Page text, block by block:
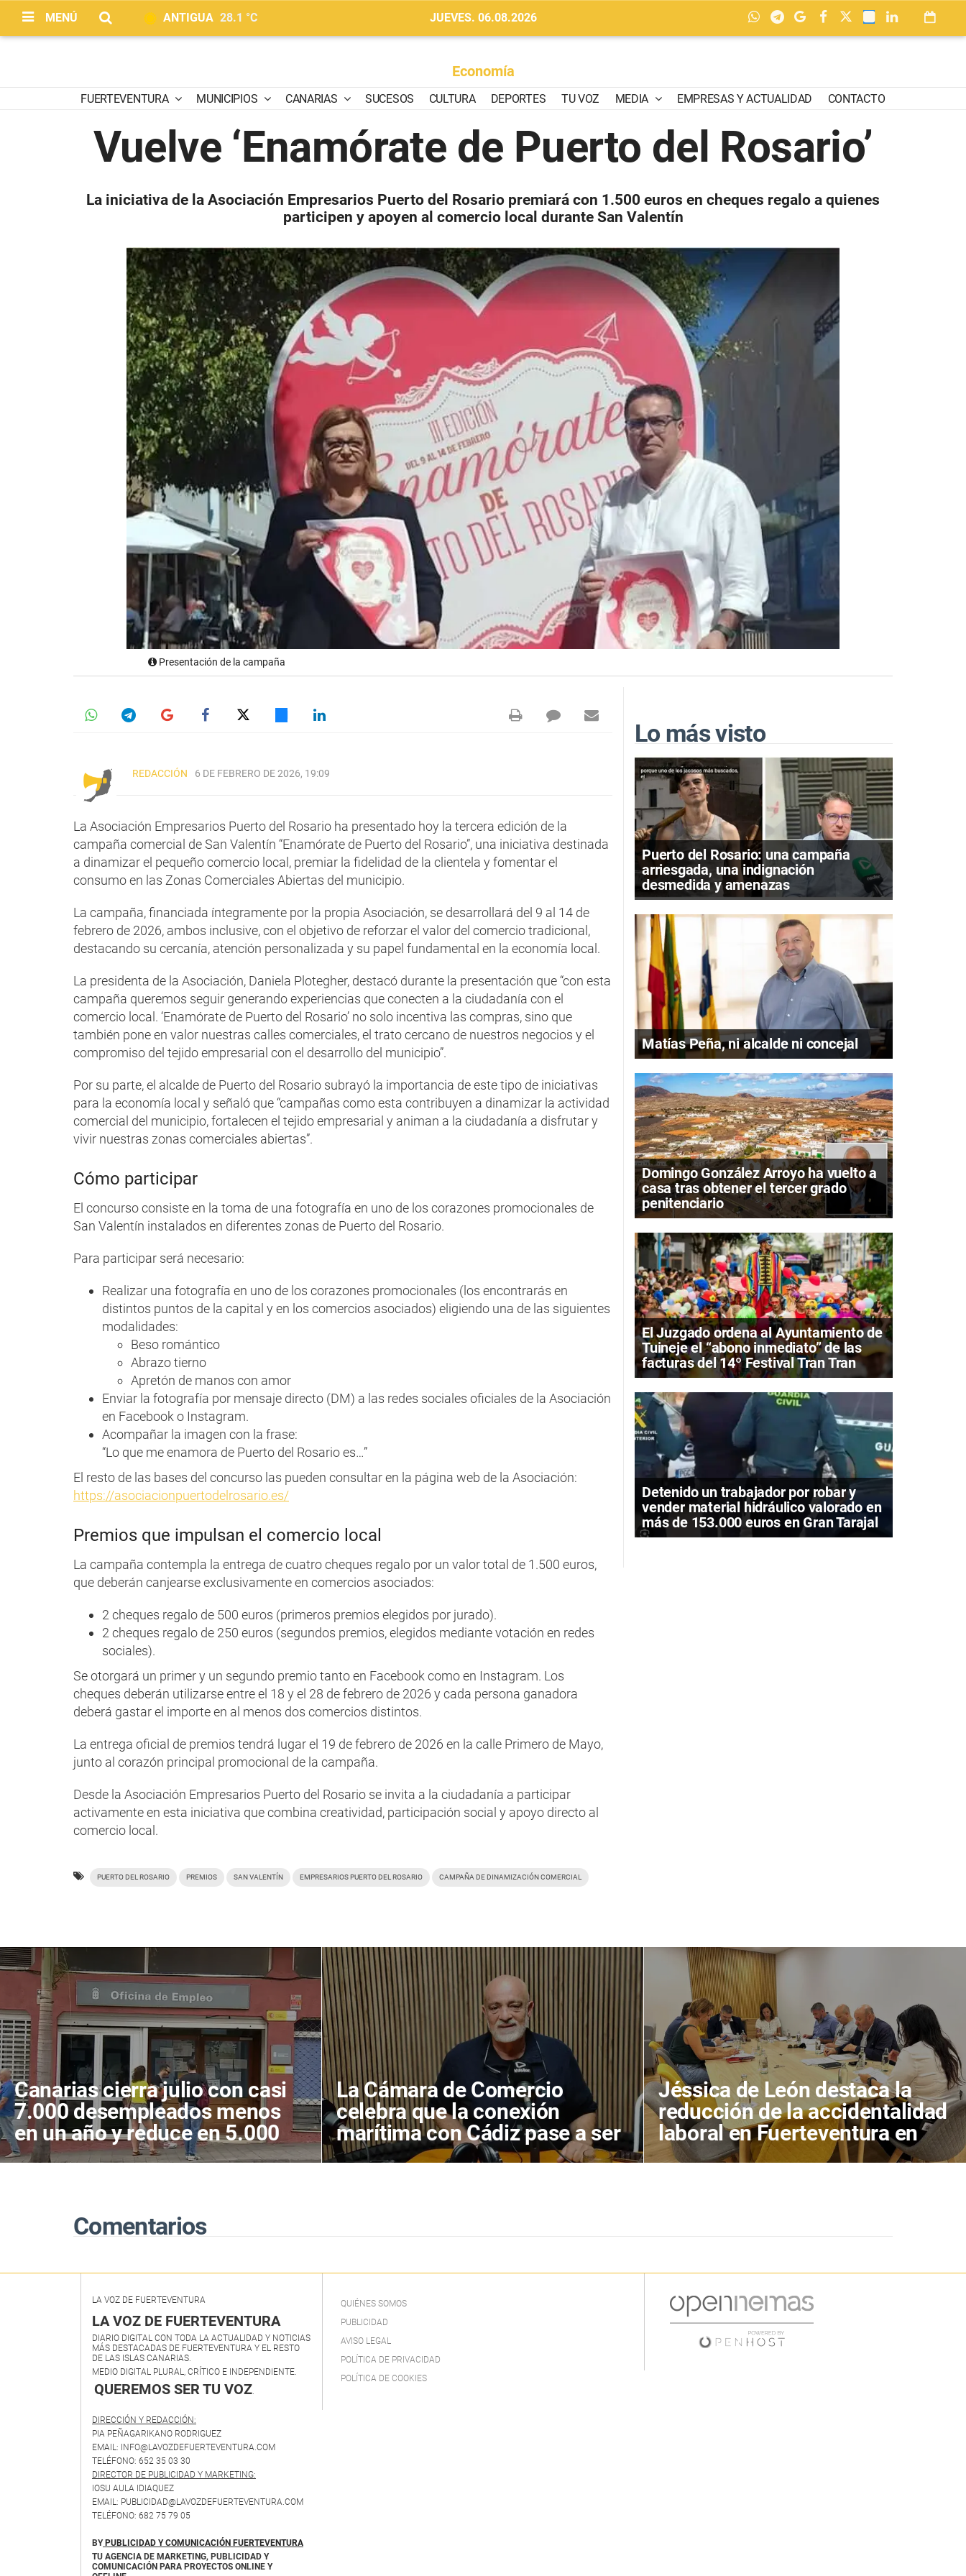
MENÚ ANTIGUA 28.1 °C JUEVES. 06.08.2026
Economía
FUERTEVENTURA MUNICIPIOS CANARIAS SUCESOS CULTURA DEPORTES TU VOZ MEDIA EMPRESAS Y ACTUALIDAD CONTACTO
Vuelve ‘Enamórate de Puerto del Rosario’
La iniciativa de la Asociación Empresarios Puerto del Rosario premiará con 1.500 euros en cheques regalo a quienes
participen y apoyen al comercio local durante San Valentín
Presentación de la campaña
REDACCIÓN 6 DE FEBRERO DE 2026, 19:09
La Asociación Empresarios Puerto del Rosario ha presentado hoy la tercera edición de la
campaña comercial de San Valentín “Enamórate de Puerto del Rosario”, una iniciativa destinada
a dinamizar el pequeño comercio local, premiar la fidelidad de la clientela y fomentar el
consumo en las Zonas Comerciales Abiertas del municipio.
La campaña, financiada íntegramente por la propia Asociación, se desarrollará del 9 al 14 de
febrero de 2026, ambos inclusive, con el objetivo de reforzar el valor del comercio tradicional,
destacando su cercanía, atención personalizada y su papel fundamental en la economía local.
La presidenta de la Asociación, Daniela Plotegher, destacó durante la presentación que “con esta
campaña queremos seguir generando experiencias que conecten a la ciudadanía con el
comercio local. ‘Enamórate de Puerto del Rosario’ no solo incentiva las compras, sino que
también pone en valor nuestras calles comerciales, el trato cercano de nuestros negocios y el
compromiso del tejido empresarial con el desarrollo del municipio”.
Por su parte, el alcalde de Puerto del Rosario subrayó la importancia de este tipo de iniciativas
para la economía local y señaló que “campañas como esta contribuyen a dinamizar la actividad
comercial del municipio, fortalecen el tejido empresarial y animan a la ciudadanía a disfrutar y
vivir nuestras zonas comerciales abiertas”.
Cómo participar
El concurso consiste en la toma de una fotografía en uno de los corazones promocionales de
San Valentín instalados en diferentes zonas de Puerto del Rosario.
Para participar será necesario:
Realizar una fotografía en uno de los corazones promocionales (los encontrarás en
distintos puntos de la capital y en los comercios asociados) eligiendo una de las siguientes
modalidades:
Beso romántico
Abrazo tierno
Apretón de manos con amor
Enviar la fotografía por mensaje directo (DM) a las redes sociales oficiales de la Asociación
en Facebook o Instagram.
Acompañar la imagen con la frase:
“Lo que me enamora de Puerto del Rosario es…”
El resto de las bases del concurso las pueden consultar en la página web de la Asociación:
https://asociacionpuertodelrosario.es/
Premios que impulsan el comercio local
La campaña contempla la entrega de cuatro cheques regalo por un valor total de 1.500 euros,
que deberán canjearse exclusivamente en comercios asociados:
2 cheques regalo de 500 euros (primeros premios elegidos por jurado).
2 cheques regalo de 250 euros (segundos premios, elegidos mediante votación en redes
sociales).
Se otorgará un primer y un segundo premio tanto en Facebook como en Instagram. Los
cheques deberán utilizarse entre el 18 y el 28 de febrero de 2026 y cada persona ganadora
deberá gastar el importe en al menos dos comercios distintos.
La entrega oficial de premios tendrá lugar el 19 de febrero de 2026 en la calle Primero de Mayo,
junto al corazón principal promocional de la campaña.
Desde la Asociación Empresarios Puerto del Rosario se invita a la ciudadanía a participar
activamente en esta iniciativa que combina creatividad, participación social y apoyo directo al
comercio local.
PUERTO DEL ROSARIO PREMIOS SAN VALENTÍN EMPRESARIOS PUERTO DEL ROSARIO CAMPAÑA DE DINAMIZACIÓN COMERCIAL
Lo más visto
Puerto del Rosario: una campaña
arriesgada, una indignación
desmedida y amenazas
Matías Peña, ni alcalde ni concejal
Domingo González Arroyo ha vuelto a
casa tras obtener el tercer grado
penitenciario
El Juzgado ordena al Ayuntamiento de
Tuineje el “abono inmediato” de las
facturas del 14º Festival Tran Tran
Detenido un trabajador por robar y
vender material hidráulico valorado en
más de 153.000 euros en Gran Tarajal
Canarias cierra julio con casi
7.000 desempleados menos
en un año y reduce en 5.000
los de larga duración
La Cámara de Comercio
celebra que la conexión
marítima con Cádiz pase a ser
un servicio público
Jéssica de León destaca la
reducción de la accidentalidad
laboral en Fuerteventura en
2026
Comentarios
LA VOZ DE FUERTEVENTURA
LA VOZ DE FUERTEVENTURA
DIARIO DIGITAL CON TODA LA ACTUALIDAD Y NOTICIAS
MÁS DESTACADAS DE FUERTEVENTURA Y EL RESTO
DE LAS ISLAS CANARIAS.
MEDIO DIGITAL PLURAL, CRÍTICO E INDEPENDIENTE.
QUEREMOS SER TU VOZ
DIRECCIÓN Y REDACCIÓN:
PIA PEÑAGARIKANO RODRIGUEZ
EMAIL: INFO@LAVOZDEFUERTEVENTURA.COM
TELÉFONO: 652 35 03 30
DIRECTOR DE PUBLICIDAD Y MARKETING:
IOSU AULA IDIAQUEZ
EMAIL: PUBLICIDAD@LAVOZDEFUERTEVENTURA.COM
TELÉFONO: 682 75 79 05
BY PUBLICIDAD Y COMUNICACIÓN FUERTEVENTURA
TU AGENCIA DE MARKETING, PUBLICIDAD Y
COMUNICACIÓN PARA PROYECTOS ONLINE Y
QUIÉNES SOMOS
PUBLICIDAD
AVISO LEGAL
POLÍTICA DE PRIVACIDAD
POLÍTICA DE COOKIES